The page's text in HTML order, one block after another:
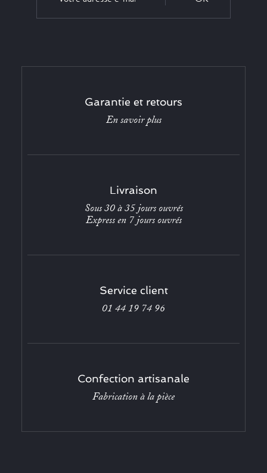
Garantie et retours
En savoir plus
Livraison
Sous 30 à 35 jours ouvrés
Express en 7 jours ouvrés
Service client
01 44 19 74 96
Confection artisanale
Fabrication à la pièce